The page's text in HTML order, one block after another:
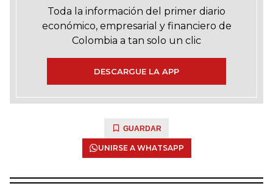
Toda la información del primer diario
económico, empresarial y financiero de
Colombia a tan solo un clic
DESCARGUE LA APP
GUARDAR
UNIRSE A WHATSAPP